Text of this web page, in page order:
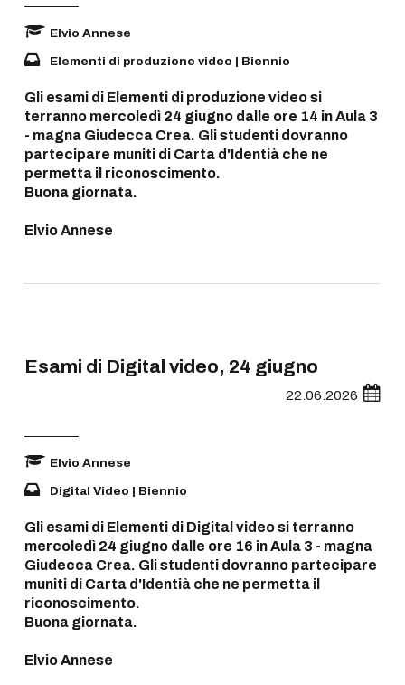
Elvio Annese
Elementi di produzione video | Biennio
Gli esami di Elementi di produzione video si
terranno mercoledì 24 giugno dalle ore 14 in Aula 3
- magna Giudecca Crea. Gli studenti dovranno
partecipare muniti di Carta d'Identià che ne
permetta il riconoscimento.
Buona giornata.
Elvio Annese
Esami di Digital video, 24 giugno
22.06.2026
Elvio Annese
Digital Video | Biennio
Gli esami di Elementi di Digital video si terranno
mercoledì 24 giugno dalle ore 16 in Aula 3 - magna
Giudecca Crea. Gli studenti dovranno partecipare
muniti di Carta d'Identià che ne permetta il
riconoscimento.
Buona giornata.
Elvio Annese